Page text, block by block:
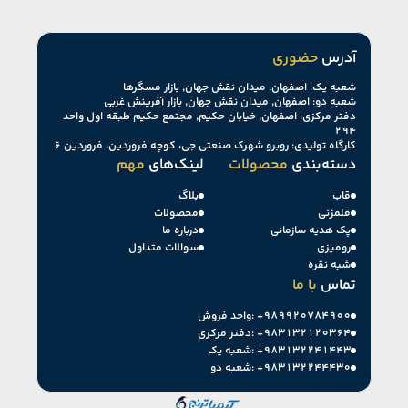
آدرس حضوری
شعبه یک: اصفهان, میدان نقش جهان, بازار مسگرها
شعبه دو: اصفهان, میدان نقش جهان, بازار آفرینش غربی
دفتر مرکزی: اصفهان, خیابان حکیم, مجتمع حکیم طبقه اول واحد
۲۹۴
کارگاه تولیدی: روبرو شهرک صنعتی جی، کوچه فروردین، فروردین ۶
لینک‌های مهم
بلاگ
محصولات
درباره ما
سوالات متداول
دسته‌بندی محصولات
قاب
قلمزنی
پک هدیه سازمانی
رومیزی
شبه نقره
تماس با ما
واحد فروش:+۹۸۹۹۲۰۷۸۴۹۰۰
دفتر مرکزی:+۹۸۳۱۳۲۱۲۰۳۶۴
شعبه یک:+۹۸۳۱۳۲۲۴۱۴۴۳
شعبه دو:+۹۸۳۱۳۲۲۴۴۴۳۰